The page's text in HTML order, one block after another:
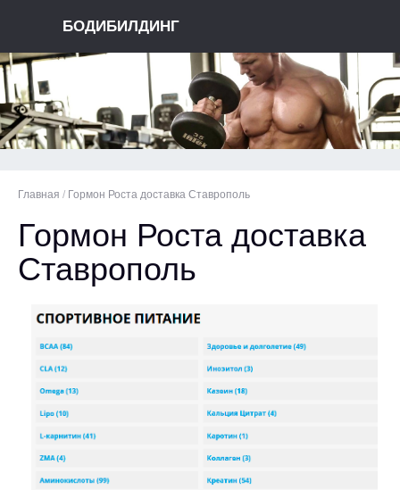
БОДИБИЛДИНГ
Главная / Гормон Роста доставка Ставрополь
Гормон Роста доставка
Ставрополь